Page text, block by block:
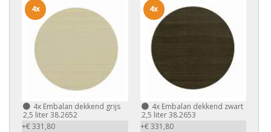
4x Embalan dekkend grijs
2,5 liter 38.2652
+€ 331,80
4x
4xEmbalan dekkend zwart
2,5 liter 38.2653
+€ 331,80
4x